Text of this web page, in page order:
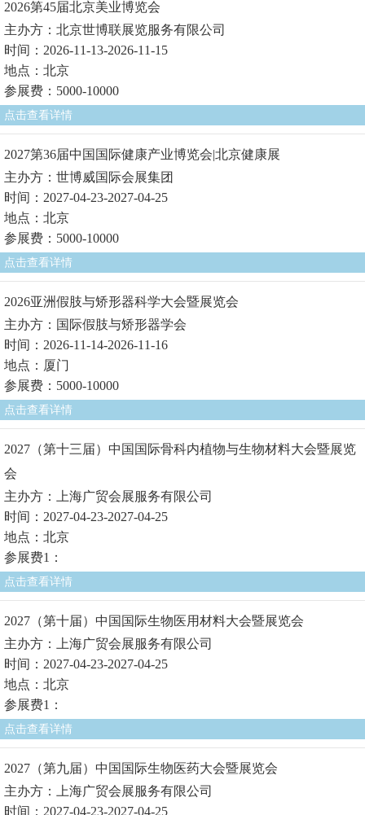
2026第45届北京美业博览会
主办方：北京世博联展览服务有限公司
时间：2026-11-13-2026-11-15
地点：北京
参展费：5000-10000
点击查看详情
2027第36届中国国际健康产业博览会|北京健康展
主办方：世博威国际会展集团
时间：2027-04-23-2027-04-25
地点：北京
参展费：5000-10000
点击查看详情
2026亚洲假肢与矫形器科学大会暨展览会
主办方：国际假肢与矫形器学会
时间：2026-11-14-2026-11-16
地点：厦门
参展费：5000-10000
点击查看详情
2027（第十三届）中国国际骨科内植物与生物材料大会暨展览
会
主办方：上海广贸会展服务有限公司
时间：2027-04-23-2027-04-25
地点：北京
参展费1：
点击查看详情
2027（第十届）中国国际生物医用材料大会暨展览会
主办方：上海广贸会展服务有限公司
时间：2027-04-23-2027-04-25
地点：北京
参展费1：
点击查看详情
2027（第九届）中国国际生物医药大会暨展览会
主办方：上海广贸会展服务有限公司
时间：2027-04-23-2027-04-25